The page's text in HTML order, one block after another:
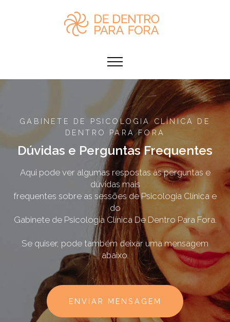
GABINETE DE PSICOLOGIA CLÍNICA DE
DENTRO PARA FORA
Dúvidas e Perguntas Frequentes
Aqui pode ver algumas respostas às perguntas e
dúvidas mais
frequentes sobre as sessões de Psicologia Clínica e
do
Gabinete de Psicologia Clínica De Dentro Para Fora.
Se quiser, pode também deixar uma mensagem
abaixo.
ENVIAR MENSAGEM